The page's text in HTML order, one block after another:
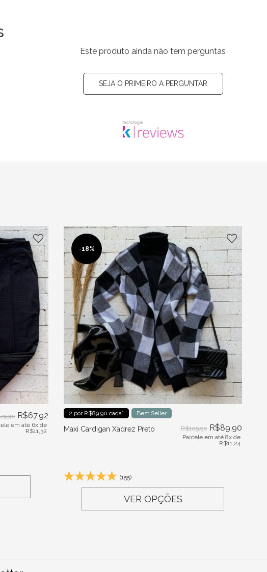
Este produto ainda não tem perguntas
SEJA O PRIMEIRO A PERGUNTAR
79,90 R$67,92
em até 6x de
R$11,32
-18%
2 por R$89.90 cada* Best Seller
Maxi Cardigan Xadrez Preto R$109,90 R$89,90
Parcele em até 8x de
R$11,24
(155)
VER OPÇÕES